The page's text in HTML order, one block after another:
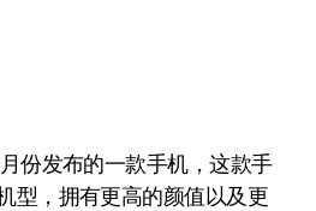
发布的一款手机，这款手
型，拥有更高的颜值以及更